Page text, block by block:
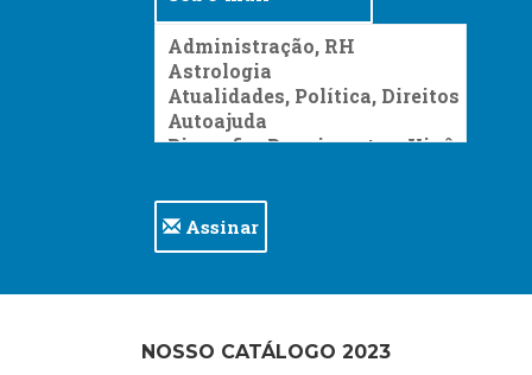
Assinar
NOSSO CATÁLOGO 2023